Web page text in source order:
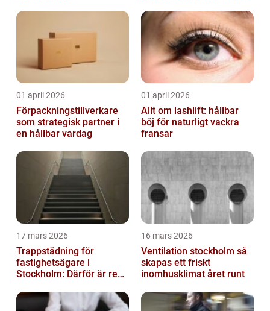
01 april 2026
Förpackningstillverkare
som strategisk partner i
en hållbar vardag
01 april 2026
Allt om lashlift: hållbar
böj för naturligt vackra
fransar
17 mars 2026
Trappstädning för
fastighetsägare i
Stockholm: Därför är rena
investering
16 mars 2026
Ventilation stockholm så
skapas ett friskt
inomhusklimat året runt